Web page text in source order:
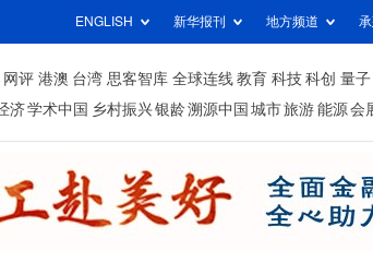
ENGLISH 新华报刊 地方频道
网评 港澳 台湾 思客智库 全球连线 教育 科技 科创 量子
济学术中国 乡村振兴银龄溯源中国 城市旅游 能源 会